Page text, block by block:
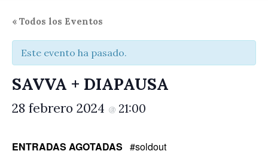
« Todos los Eventos
Este evento ha pasado.
SAVVA + DIAPAUSA
28 febrero 2024 @ 21:00
ENTRADAS AGOTADAS #soldout